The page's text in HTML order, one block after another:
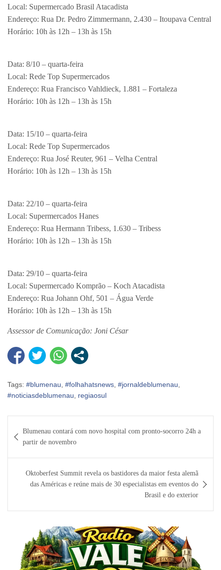
Local: Supermercado Brasil Atacadista
Endereço: Rua Dr. Pedro Zimmermann, 2.430 – Itoupava Central
Horário: 10h às 12h – 13h às 15h
Data: 8/10 – quarta-feira
Local: Rede Top Supermercados
Endereço: Rua Francisco Vahldieck, 1.881 – Fortaleza
Horário: 10h às 12h – 13h às 15h
Data: 15/10 – quarta-feira
Local: Rede Top Supermercados
Endereço: Rua José Reuter, 961 – Velha Central
Horário: 10h às 12h – 13h às 15h
Data: 22/10 – quarta-feira
Local: Supermercados Hanes
Endereço: Rua Hermann Tribess, 1.630 – Tribess
Horário: 10h às 12h – 13h às 15h
Data: 29/10 – quarta-feira
Local: Supermercado Komprão – Koch Atacadista
Endereço: Rua Johann Ohf, 501 – Água Verde
Horário: 10h às 12h – 13h às 15h
Assessor de Comunicação: Joni César
Tags: #blumenau, #folhahatsnews, #jornaldeblumenau,
#noticiasdeblumenau, regiaosul
de
Post
Blumenau contará com novo hospital com pronto-socorro 24h a
partir de novembro
Oktoberfest Summit revela os bastidores da maior festa alemã
das Américas e reúne mais de 30 especialistas em eventos do
Brasil e do exterior